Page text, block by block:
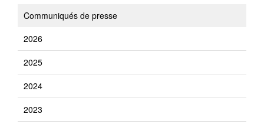
Communiqués de presse
2026
2025
2024
2023